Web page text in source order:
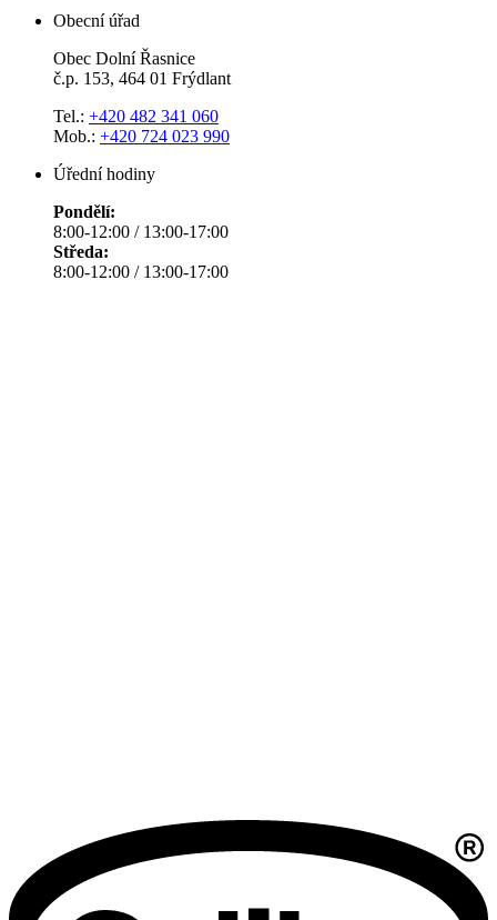
Obecní úřad
Obec Dolní Řasnice
č.p. 153, 464 01 Frýdlant
Tel.: +420 482 341 060
Mob.: +420 724 023 990
Úřední hodiny
Pondělí:
8:00-12:00 / 13:00-17:00
Středa:
8:00-12:00 / 13:00-17:00